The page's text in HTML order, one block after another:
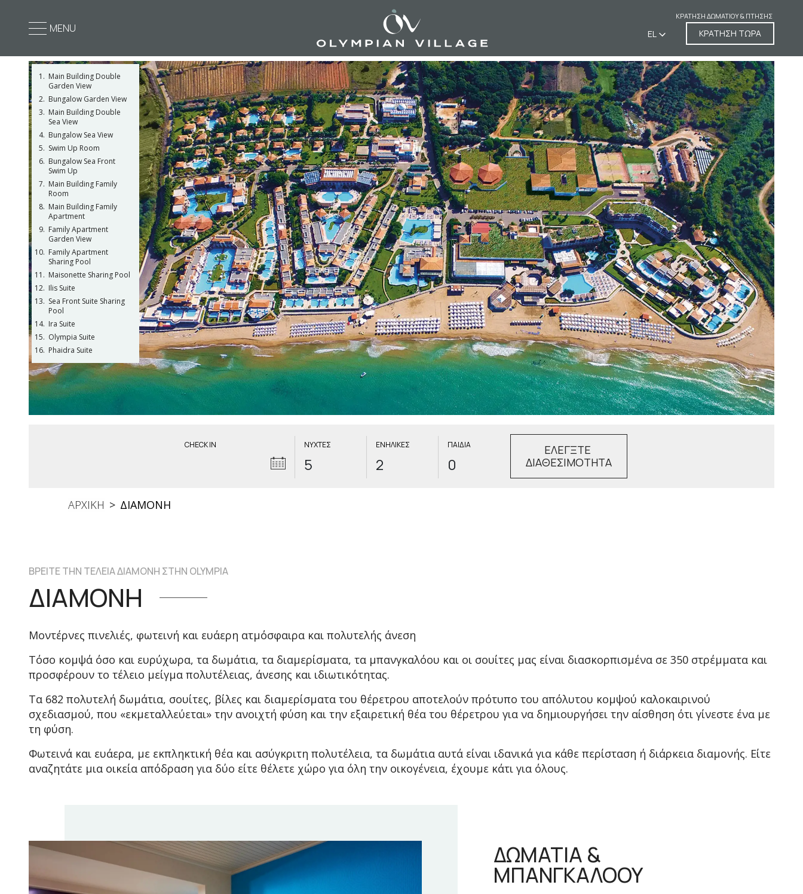
MENU EL
ΚΡΆΤΗΣΗ ΔΩΜΑΤΊΟΥ & ΠΤΉΣΗΣ
ΚΡΑΤΗΣΗ ΤΩΡΑ
Main Building Double
Garden View
Bungalow Garden View
Main Building Double
Sea View
Bungalow Sea View
Swim Up Room
Bungalow Sea Front
Swim Up
Main Building Family
Room
Main Building Family
Apartment
Family Apartment
Garden View
Family Apartment
Sharing Pool
Maisonette Sharing Pool
Ilis Suite
Sea Front Suite Sharing
Pool
Ira Suite
Olympia Suite
Phaidra Suite
CHECK IN ΝΥΧΤΕΣ ΕΝΗΛΙΚΕΣ ΠΑΙΔΙΑ
ΕΛΕΓΞΤΕ
ΔΙΑΘΕΣΙΜΟΤΗΤΑ
ΑΡΧΙΚΗ ΔΙΑΜΟΝΗ
ΒΡΕΙΤΕ ΤΗΝ ΤΕΛΕΙΑ ΔΙΑΜΟΝΗ ΣΤΗΝ OLYMPIA
ΔΙΑΜΟΝΗ
Μοντέρνες πινελιές, φωτεινή και ευάερη ατμόσφαιρα και πολυτελής άνεση
Τόσο κομψά όσο και ευρύχωρα, τα δωμάτια, τα διαμερίσματα, τα μπανγκαλόου και οι σουίτες μας είναι διασκορπισμένα σε 350 στρέμματα και
προσφέρουν το τέλειο μείγμα πολυτέλειας, άνεσης και ιδιωτικότητας.
Τα 682 πολυτελή δωμάτια, σουίτες, βίλες και διαμερίσματα του θέρετρου αποτελούν πρότυπο του απόλυτου κομψού καλοκαιρινού
σχεδιασμού, που «εκμεταλλεύεται» την ανοιχτή φύση και την εξαιρετική θέα του θέρετρου για να δημιουργήσει την αίσθηση ότι γίνεστε ένα με
τη φύση.
Φωτεινά και ευάερα, με εκπληκτική θέα και ασύγκριτη πολυτέλεια, τα δωμάτια αυτά είναι ιδανικά για κάθε περίσταση ή διάρκεια διαμονής. Είτε
αναζητάτε μια οικεία απόδραση για δύο είτε θέλετε χώρο για όλη την οικογένεια, έχουμε κάτι για όλους.
ΔΩΜΑΤΙΑ &
ΜΠΑΝΓΚΑΛΟΟΥ